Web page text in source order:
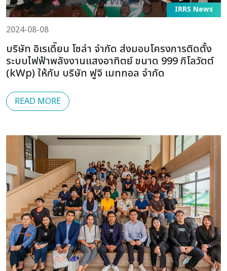
IRRS News
2024-08-08
บริษัท อิเรเดี๊ยน โซล่า จำกัด ส่งมอบโครงการติดตั้ง
ระบบไฟฟ้าพลังงานแสงอาทิตย์ ขนาด 999 กิโลวัตต์
(kWp) ให้กับ บริษัท ฟูจิ เมททอล จำกัด
READ MORE